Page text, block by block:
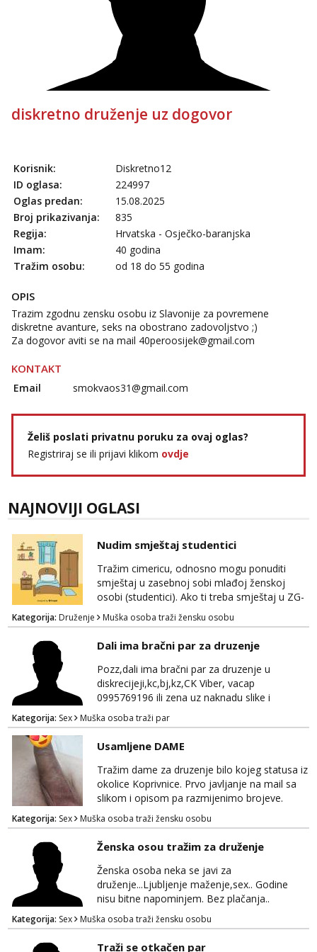
diskretno druženje uz dogovor
Korisnik:
Diskretno12
ID oglasa:
224997
Oglas predan:
15.08.2025
Broj prikazivanja:
835
Regija:
Hrvatska - Osječko-baranjska
Imam:
40 godina
Tražim osobu:
od 18 do 55 godina
OPIS
Trazim zgodnu zensku osobu iz Slavonije za povremene
diskretne avanture, seks na obostrano zadovoljstvo ;)
Za dogovor aviti se na mail 40peroosijek@gmail.com
KONTAKT
Email smokvaos31@gmail.com
Želiš poslati privatnu poruku za ovaj oglas?
Registriraj se ili prijavi klikom ovdje
NAJNOVIJI OGLASI
Nudim smještaj studentici
Tražim cimericu, odnosno mogu ponuditi
smještaj u zasebnoj sobi mlađoj ženskoj
osobi (studentici). Ako ti treba smještaj u ZG-
u, a ne želiš plaćati sobu i tako malo uštedjeti,
javi se na mail.
Kategorija: Druženje Muška osoba traži žensku osobu
Dali ima bračni par za druzenje
Pozz,dali ima bračni par za druzenje u
diskrecijeji,kc,bj,kz,CK Viber, vacap
0995769196 ili zena uz naknadu slike i
dopisivanje ne zanima me
Kategorija: Sex Muška osoba traži par
Usamljene DAME
Tražim dame za druzenje bilo kojeg statusa iz
okolice Koprivnice. Prvo javljanje na mail sa
slikom i opisom pa razmijenimo brojeve.
Muski i bonovi STOP.
Kategorija: Sex Muška osoba traži žensku osobu
Ženska osou tražim za druženje
Ženska osoba neka se javi za
druženje...Ljubljenje maženje,sex.. Godine
nisu bitne napominjem. Bez plačanja..
ZAGREB-okolica. Javite se na whatsapp viber
sms 0995323582
Kategorija: Sex Muška osoba traži žensku osobu
Traži se otkačen par